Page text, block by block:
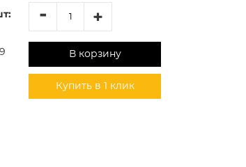
9
- +
В корзину
Купить в 1 клик